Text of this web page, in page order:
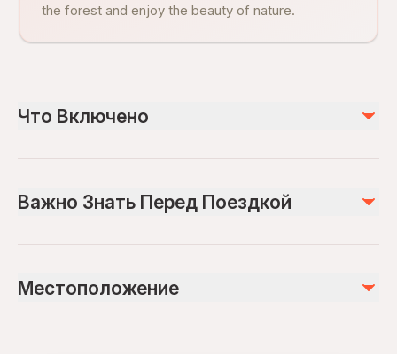
the forest and enjoy the beauty of nature.
Что Включено
All Fees and Taxes
Soda/Pop
Важно Знать Перед Поездкой
Not recommended for travelers with spinal injuries
Местоположение